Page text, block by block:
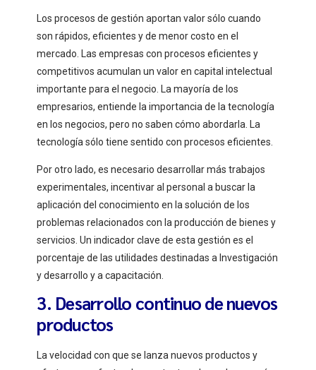
Los procesos de gestión aportan valor sólo cuando
son rápidos, eficientes y de menor costo en el
mercado. Las empresas con procesos eficientes y
competitivos acumulan un valor en capital intelectual
importante para el negocio. La mayoría de los
empresarios, entiende la importancia de la tecnología
en los negocios, pero no saben cómo abordarla. La
tecnología sólo tiene sentido con procesos eficientes.
Por otro lado, es necesario desarrollar más trabajos
experimentales, incentivar al personal a buscar la
aplicación del conocimiento en la solución de los
problemas relacionados con la producción de bienes y
servicios. Un indicador clave de esta gestión es el
porcentaje de las utilidades destinadas a Investigación
y desarrollo y a capacitación.
3. Desarrollo continuo de nuevos
productos
La velocidad con que se lanza nuevos productos y